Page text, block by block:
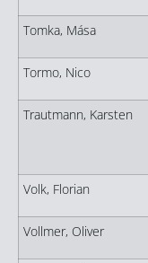
Tomka, Mása
Tormo, Nico
Trautmann, Karsten
Volk, Florian
Vollmer, Oliver